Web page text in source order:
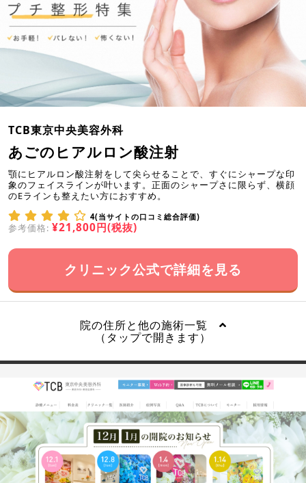
TCB東京中央美容外科
あごのヒアルロン酸注射
顎にヒアルロン酸注射をして尖らせることで、すぐにシャープな印
象のフェイスラインが叶います。正面のシャープさに限らず、横顔
のEラインも整えたい方におすすめ。
4(当サイトの口コミ総合評価)
参考価格: ¥21,800円(税抜)
クリニック公式で詳細を見る
院の住所と他の施術一覧
（タップで開きます）